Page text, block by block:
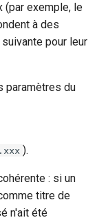
(par exemple, le
à des
pour leur
paramètres du
).
: si un
titre de
n'ait été